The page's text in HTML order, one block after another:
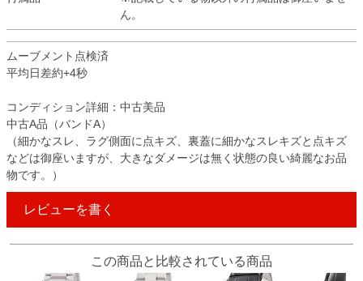
ん。
ムーブメント点検済
平均日差約+4秒
コンディション詳細：中古美品
中古A品（バンドA）
（細かなスレ、ラグ側面に点キズ、裏蓋に細かなスレキズと点キズ
などは御座いますが、大きなダメージは無く状態の良い綺麗なお品
物です。）
レビューを書く
この商品と比較されている商品